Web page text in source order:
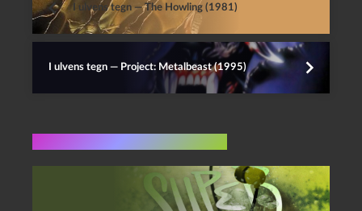
I ulvens tegn — The Howling (1981)
I ulvens tegn — Project: Metalbeast (1995)